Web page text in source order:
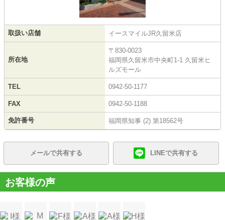
取扱い店舗 イースマイルJR久留米店
所在地
〒830-0023
福岡県久留米市中央町1-1 久留米ヒ
ルズモール
TEL 0942-50-1177
FAX 0942-50-1188
免許番号 福岡県知事 (2) 第18562号
メールで共有する LINEで共有する
お客様の声